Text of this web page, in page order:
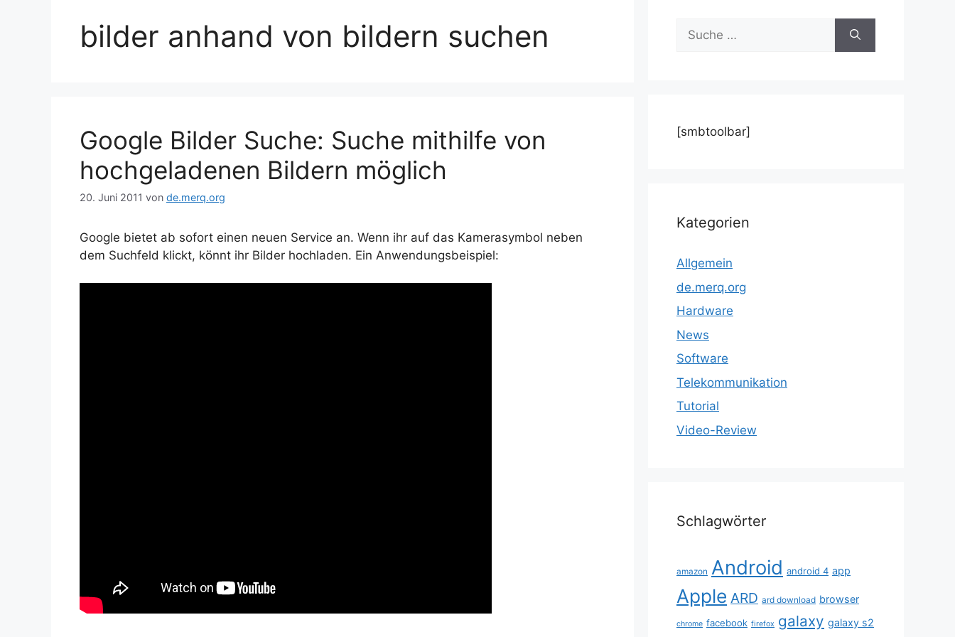
bilder anhand von bildern suchen
Google Bilder Suche: Suche mithilfe von
hochgeladenen Bildern möglich
20. Juni 2011 von de.merq.org
Google bietet ab sofort einen neuen Service an. Wenn ihr auf das Kamerasymbol neben
dem Suchfeld klickt, könnt ihr Bilder hochladen. Ein Anwendungsbeispiel:
Suche
nach:
[smbtoolbar]
Kategorien
Allgemein
de.merq.org
Hardware
News
Software
Telekommunikation
Tutorial
Video-Review
Schlagwörter
amazon Android android 4 app
Apple ARD ard download browser
chrome facebook firefox galaxy galaxy s2